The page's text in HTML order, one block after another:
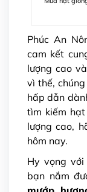
Phúc An
cam kết
lượng cao
vì thế,
hấp dẫn
tìm kiếm
lượng cao,
hôm nay.
Hy vọng
bạn nắm